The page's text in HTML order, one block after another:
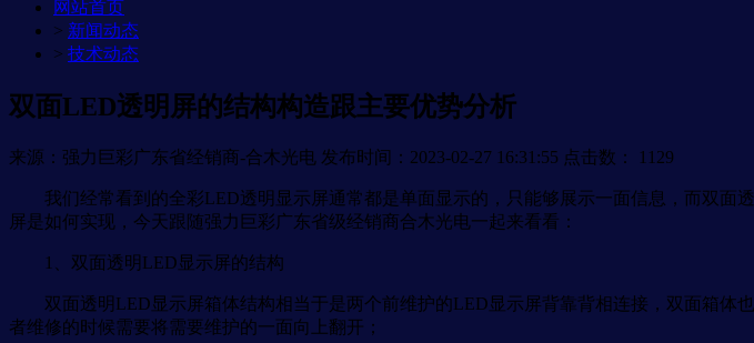
网站首页
> 新闻动态
> 技术动态
双面LED透明屏的结构构造跟主要优势分析
来源：强力巨彩广东省经销商-合木光电 发布时间：2023-02-27 16:31:55 点击数： 1129
我们经常看到的全彩LED透明显示屏通常都是单面显示的，只能够展示一面信息，而双面
屏是如何实现，今天跟随强力巨彩广东省级经销商合木光电一起来看看：
1、双面透明LED显示屏的结构
双面透明LED显示屏箱体结构相当于是两个前维护的LED显示屏背靠背相连接，双面箱体
者维修的时候需要将需要维护的一面向上翻开；